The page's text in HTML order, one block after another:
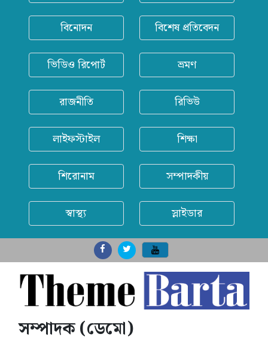
বিনোদন বিশেষ প্রতিবেদন
ভিডিও রিপোর্ট ভ্রমণ
রাজনীতি রিভিউ
লাইফস্টাইল শিক্ষা
শিরোনাম সম্পাদকীয়
স্বাস্থ্য স্লাইডার
সম্পাদক (ডেমো)